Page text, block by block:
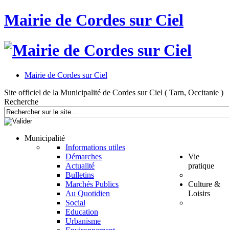
Mairie de Cordes sur Ciel
Mairie de Cordes sur Ciel
Site officiel de la Municipalité de Cordes sur Ciel ( Tarn, Occitanie )
Recherche
Municipalité
Informations utiles
Démarches
Actualité
Bulletins
Marchés Publics
Vie
pratique
Au Quotidien
Social
Education
Urbanisme
Culture &
Loisirs